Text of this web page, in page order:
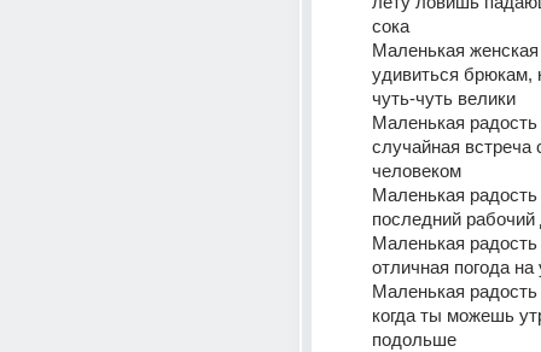
сока
Маленькая
удивиться брюкам,
чуть-чуть велики
Маленькая радость
случайная
человеком
Маленькая радость
последний
Маленькая радость
отличная погода на
Маленькая радость
когда ты можешь
подольше